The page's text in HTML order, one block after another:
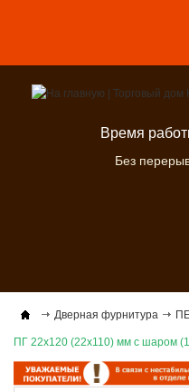
Время
Без
Дверная фурнитура
ПГ 22х120 (22х110) мм с шаром